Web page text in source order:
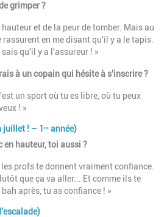
grimper ?
hauteur et de la peur de tomber. Mais au
rassurent en me disant qu'il y a le tapis.
sais qu'il y a l'assureur ! »
à un copain qui hésite à s'inscrire ?
un sport où tu es libre, où tu peux
! »
! – 1ʳᵉ année)
en hauteur, toi aussi ?
profs te donnent vraiment confiance.
que ça va aller... Et comme ils te
après, tu as confiance ! »